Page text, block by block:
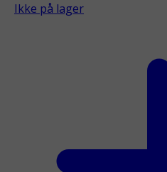
Ikke på lager